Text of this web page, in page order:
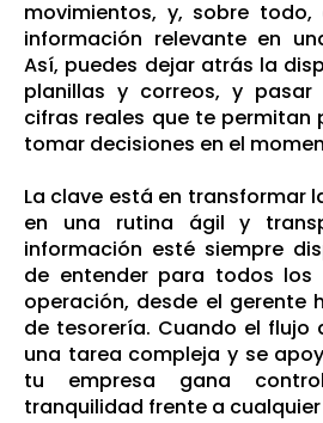
movimientos, y, sobre
información relevante en
Así, puedes dejar atrás la
planillas y correos, y
cifras reales que te permitan
tomar decisiones en el
La clave está en transformar
en una rutina ágil y
información esté siempre
de entender para todos los
operación, desde el gerente
de tesorería. Cuando el flujo
una tarea compleja y se
tu empresa gana
tranquilidad frente a